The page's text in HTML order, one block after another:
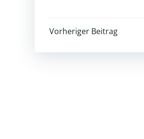
Post
navigation
Vorheriger Beitrag